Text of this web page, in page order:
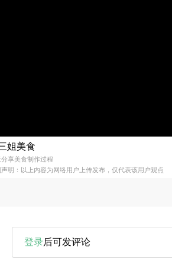
姐美食
享美食制作过程
明：以上内容为网络用户上传发布，仅代表该用户观点
登录后可发评论